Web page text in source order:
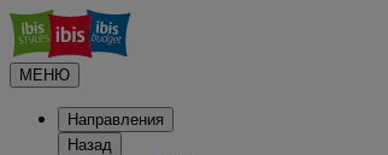
МЕНЮ
Направления
Назад